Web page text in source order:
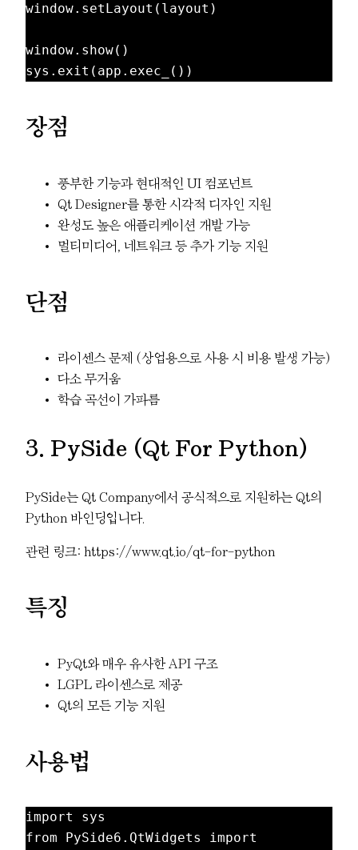
window.setLayout(layout)
window.show()
장점
풍부한 기능과 현대적인 UI 컴포넌트
Qt Designer를 통한 시각적 디자인 지원
완성도 높은 애플리케이션 개발 가능
멀티미디어, 네트워크 등 추가 기능 지원
단점
라이센스 문제 (상업용으로 사용 시 비용 발생 가능)
다소 무거움
학습 곡선이 가파름
3. PySide (Qt For Python)
PySide는 Qt Company에서 공식적으로 지원하는 Qt의
Python 바인딩입니다.
관련 링크: https://www.qt.io/qt-for-python
특징
PyQt와 매우 유사한 API 구조
LGPL 라이센스로 제공
Qt의 모든 기능 지원
사용법
import sys
from PySide6.QtWidgets import